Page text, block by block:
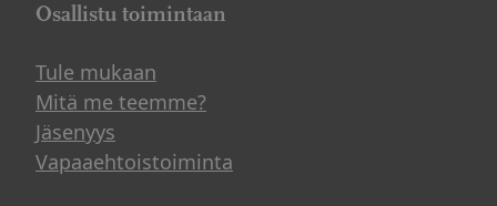
Osallistu toimintaan
Tule mukaan
Mitä me teemme?
Jäsenyys
Vapaaehtoistoiminta